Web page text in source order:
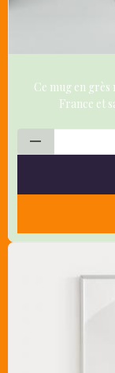
Ce mug en
France et